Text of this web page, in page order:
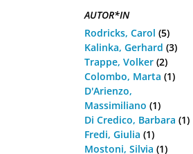
AUTOR*IN
Rodricks, Carol (5)
Kalinka, Gerhard (3)
Trappe, Volker (2)
Colombo, Marta (1)
D'Arienzo,
Massimiliano (1)
Di Credico, Barbara (1)
Fredi, Giulia (1)
Mostoni, Silvia (1)